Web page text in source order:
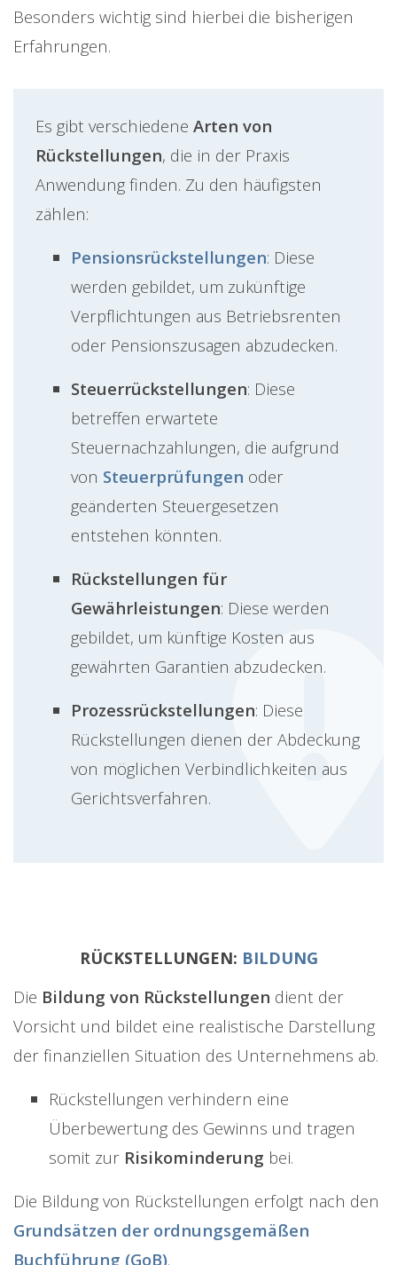
Besonders wichtig sind hierbei die bisherigen
Erfahrungen.
Es gibt verschiedene Arten von
Rückstellungen, die in der Praxis
Anwendung finden. Zu den häufigsten
zählen:
Pensionsrückstellungen: Diese
werden gebildet, um zukünftige
Verpflichtungen aus Betriebsrenten
oder Pensionszusagen abzudecken.
Steuerrückstellungen: Diese
betreffen erwartete
Steuernachzahlungen, die aufgrund
von Steuerprüfungen oder
geänderten Steuergesetzen
entstehen könnten.
Rückstellungen für
Gewährleistungen: Diese werden
gebildet, um künftige Kosten aus
gewährten Garantien abzudecken.
Prozessrückstellungen: Diese
Rückstellungen dienen der Abdeckung
von möglichen Verbindlichkeiten aus
Gerichtsverfahren.
RÜCKSTELLUNGEN: BILDUNG
Die Bildung von Rückstellungen dient der
Vorsicht und bildet eine realistische Darstellung
der finanziellen Situation des Unternehmens ab.
Rückstellungen verhindern eine
Überbewertung des Gewinns und tragen
somit zur Risikominderung bei.
Die Bildung von Rückstellungen erfolgt nach den
Grundsätzen der ordnungsgemäßen
Buchführung (GoB).